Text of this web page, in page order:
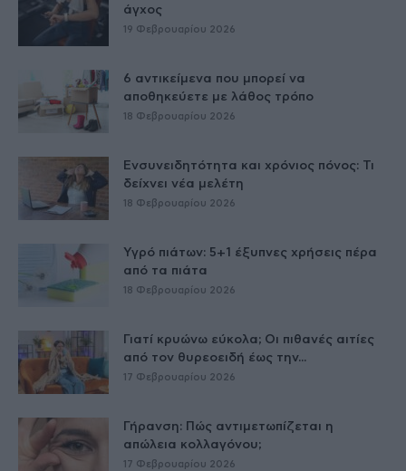
άγχος
19 Φεβρουαρίου 2026
6 αντικείμενα που μπορεί να
αποθηκεύετε με λάθος τρόπο
18 Φεβρουαρίου 2026
Ενσυνειδητότητα και χρόνιος πόνος: Τι
δείχνει νέα μελέτη
18 Φεβρουαρίου 2026
Υγρό πιάτων: 5+1 έξυπνες χρήσεις πέρα
από τα πιάτα
18 Φεβρουαρίου 2026
Γιατί κρυώνω εύκολα; Οι πιθανές αιτίες
από τον θυρεοειδή έως την...
17 Φεβρουαρίου 2026
Γήρανση: Πώς αντιμετωπίζεται η
απώλεια κολλαγόνου;
17 Φεβρουαρίου 2026